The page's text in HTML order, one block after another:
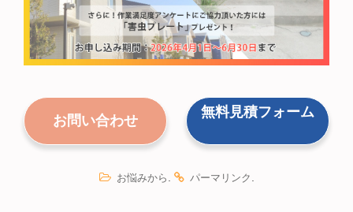
お問い合わせ
無料見積フォーム
お悩みから パーマリンク